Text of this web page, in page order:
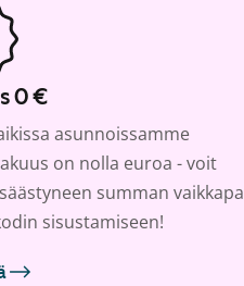
0 €
asunnoissamme
on nolla euroa - voit
summan vaikkapa
sisustamiseen!